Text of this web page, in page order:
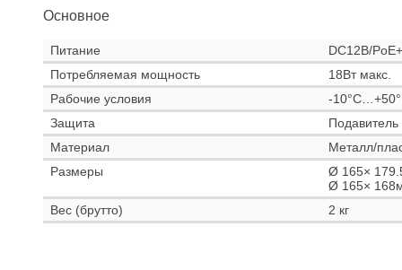
Основное
Питание
DC12В/
Потребляемая мощность
18Вт макс.
Рабочие условия
-
Защита
Материал
Металл/
Размеры
Ø 165×
Ø 165×
Вес (брутто)
2 кг